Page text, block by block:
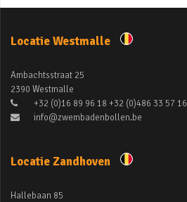
Locatie Westmalle
Ambachtsstraat 25
2390 Westmalle
+32 (0)16 89 96 18 +32 (0)486 33 57 16
info@zwembadenbollen.be
Locatie Zandhoven
Hallebaan 85